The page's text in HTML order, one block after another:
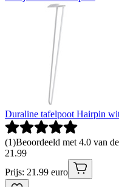
Duraline tafelpoot Hairpin
(1)Beoordeeld met 4.0 van
21 .99
Prijs: 21.99 euro